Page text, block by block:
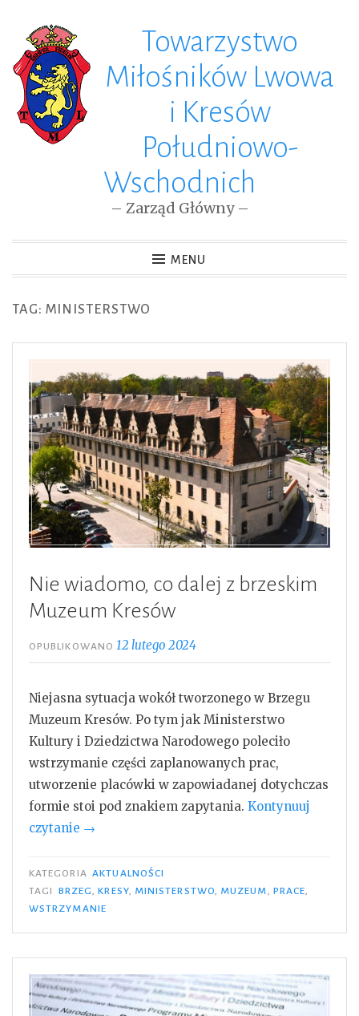
content
Towarzystwo
Miłośników Lwowa
i Kresów
Południowo-
Wschodnich
– Zarząd Główny –
MENU
TAG: MINISTERSTWO
Nie wiadomo, co dalej z brzeskim
Muzeum Kresów
OPUBLIKOWANO 12 lutego 2024
Niejasna sytuacja wokół tworzonego w Brzegu
Muzeum Kresów. Po tym jak Ministerstwo
Kultury i Dziedzictwa Narodowego poleciło
wstrzymanie części zaplanowanych prac,
utworzenie placówki w zapowiadanej dotychczas
formie stoi pod znakiem zapytania. Kontynuuj
czytanie „Nie
co
dalej
z
brzeskim
Muzeum
Kresów”
→
KATEGORIA AKTUALNOŚCI
TAGI
BRZEG,KRESY, MINISTERSTWO, MUZEUM, PRACE,
WSTRZYMANIE